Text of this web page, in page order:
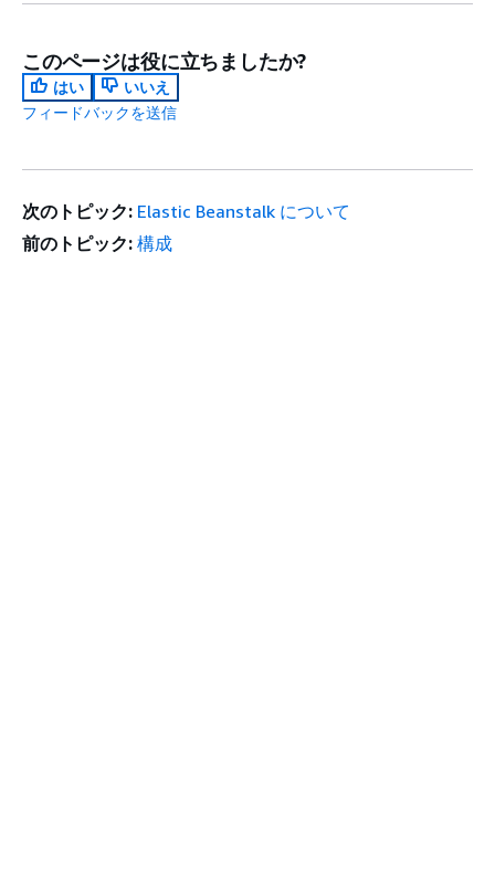
このページは役に立ちましたか?
はい
いいえ
フィードバックを送信
次のトピック: Elastic Beanstalk について
前のトピック: 構成